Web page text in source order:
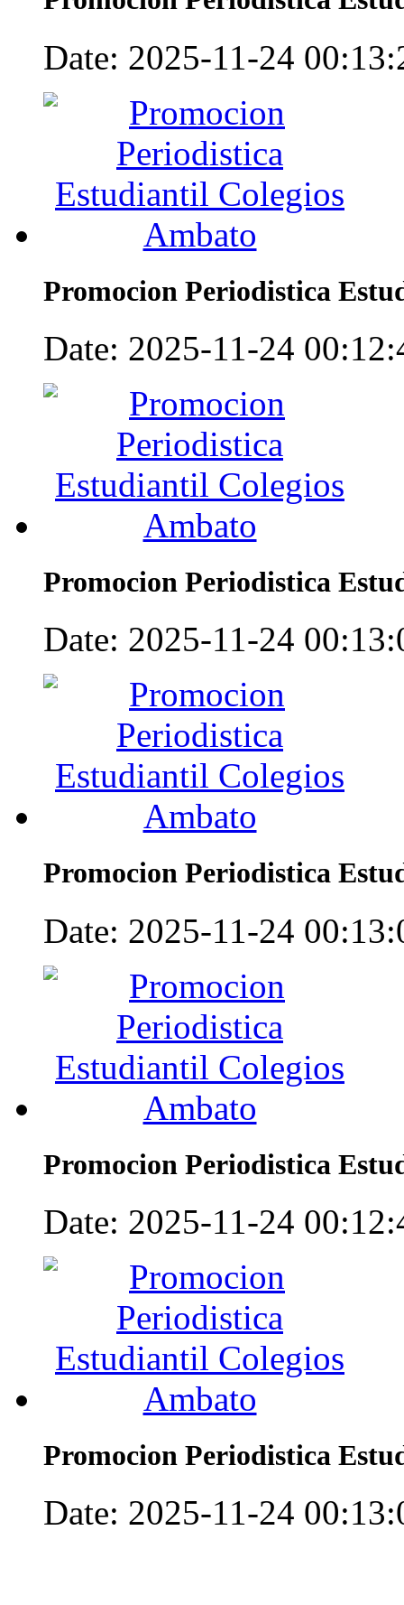
Date: 2025-11-24
Promocion Periodistica
Date: 2025-11-24
Promocion Periodistica
Date: 2025-11-24
Promocion Periodistica
Date: 2025-11-24
Promocion Periodistica
Date: 2025-11-24
Promocion Periodistica
Date: 2025-11-24